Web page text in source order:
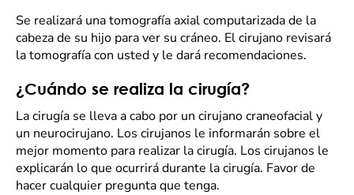
Se realizará una tomografía axial computarizada de la
cabeza de su hijo para ver su cráneo. El cirujano revisará
la tomografía con usted y le dará recomendaciones.
¿Cuándo se realiza la cirugía?
La cirugía se lleva a cabo por un cirujano craneofacial y
un neurocirujano. Los cirujanos le informarán sobre el
mejor momento para realizar la cirugía. Los cirujanos le
explicarán lo que ocurrirá durante la cirugía. Favor de
hacer cualquier pregunta que tenga.